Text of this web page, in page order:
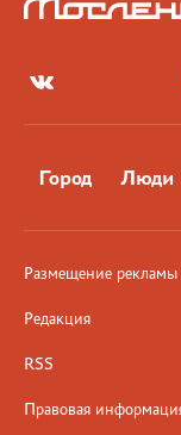
Город Люди
Размещение рекламы
Редакция
RSS
Правовая